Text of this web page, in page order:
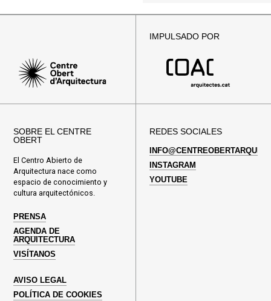
IMPULSADO POR
SOBRE EL CENTRE
OBERT
El Centro Abierto de
Arquitectura nace como
espacio de conocimiento y
cultura arquitectónicos.
PRENSA
AGENDA DE
ARQUITECTURA
VISÍTANOS
AVISO LEGAL
POLÍTICA DE COOKIES
REDES SOCIALES
INSTAGRAM
YOUTUBE